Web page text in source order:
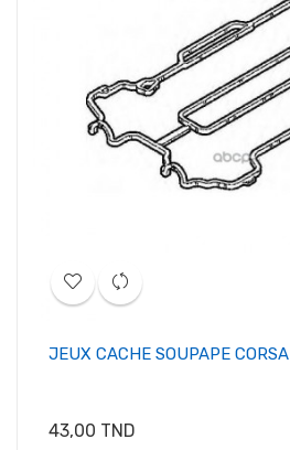
JEUX CACHE SOUPAPE CORSA
Prix
43,00 TND